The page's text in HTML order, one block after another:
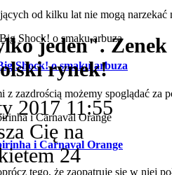
od kilku lat nie mogą narzekać
Shock! o smaku arbuza
zazdrością możemy spoglądać za
i Carnaval Orange
tego, że zaopatruje się w niej
jeden".
rynek!
2017 11:55